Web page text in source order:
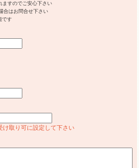
すのでご安心下さい
合はお問合せ下さい
です
取り可に設定して下さい